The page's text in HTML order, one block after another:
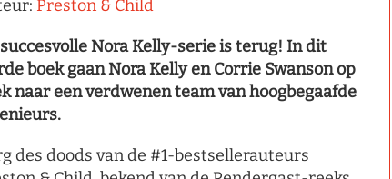
Preston & Child
Nora Kelly-serie is terug! In dit
boek gaan Nora Kelly en Corrie Swanson op
naar een verdwenen team van hoogbegaafde
des doods van de #1-bestsellerauteurs